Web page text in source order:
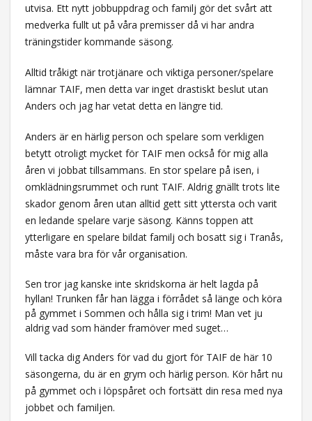
utvisa. Ett nytt jobbuppdrag och familj gör det svårt att
medverka fullt ut på våra premisser då vi har andra
träningstider kommande säsong.
Alltid tråkigt när trotjänare och viktiga personer/spelare
lämnar TAIF, men detta var inget drastiskt beslut utan
Anders och jag har vetat detta en längre tid.
Anders är en härlig person och spelare som verkligen
betytt otroligt mycket för TAIF men också för mig alla
åren vi jobbat tillsammans. En stor spelare på isen, i
omklädningsrummet och runt TAIF. Aldrig gnällt trots lite
skador genom åren utan alltid gett sitt yttersta och varit
en ledande spelare varje säsong. Känns toppen att
ytterligare en spelare bildat familj och bosatt sig i Tranås,
måste vara bra för vår organisation.
Sen tror jag kanske inte skridskorna är helt lagda på
hyllan! Trunken får han lägga i förrådet så länge och köra
på gymmet i Sommen och hålla sig i trim! Man vet ju
aldrig vad som händer framöver med suget…
Vill tacka dig Anders för vad du gjort för TAIF de här 10
säsongerna, du är en grym och härlig person. Kör hårt nu
på gymmet och i löpspåret och fortsätt din resa med nya
jobbet och familjen.